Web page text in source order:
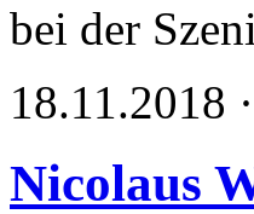
bei der
18.11.2018
Nicolaus